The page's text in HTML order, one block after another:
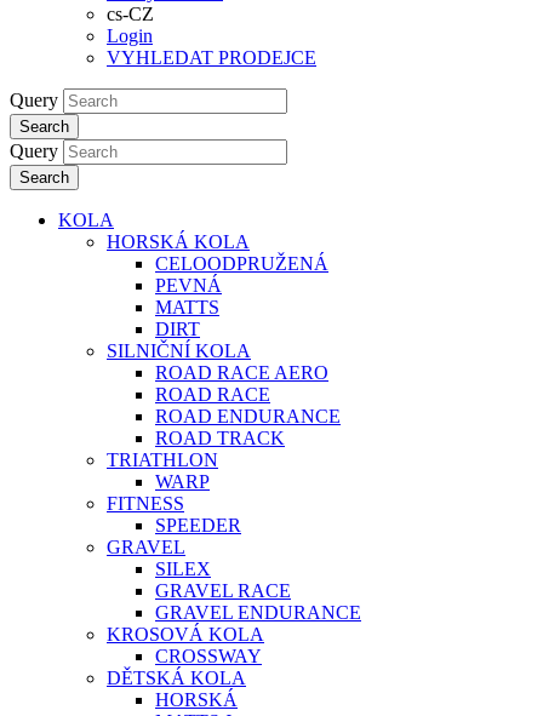
cs-CZ
Login
VYHLEDAT PRODEJCE
Query
Search
Query
Search
KOLA
HORSKÁ KOLA
CELOODPRUŽENÁ
PEVNÁ
MATTS
DIRT
SILNIČNÍ KOLA
ROAD RACE AERO
ROAD RACE
ROAD ENDURANCE
ROAD TRACK
TRIATHLON
WARP
FITNESS
SPEEDER
GRAVEL
SILEX
GRAVEL RACE
GRAVEL ENDURANCE
KROSOVÁ KOLA
CROSSWAY
DĚTSKÁ KOLA
HORSKÁ